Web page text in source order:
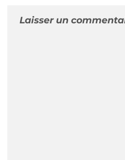
Laisser un